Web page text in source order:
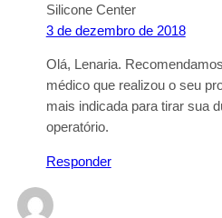
Silicone Center
3 de dezembro de 2018
Olá, Lenaria.
médico que realizou o seu
mais indicada para tirar sua
operatório.
Responder